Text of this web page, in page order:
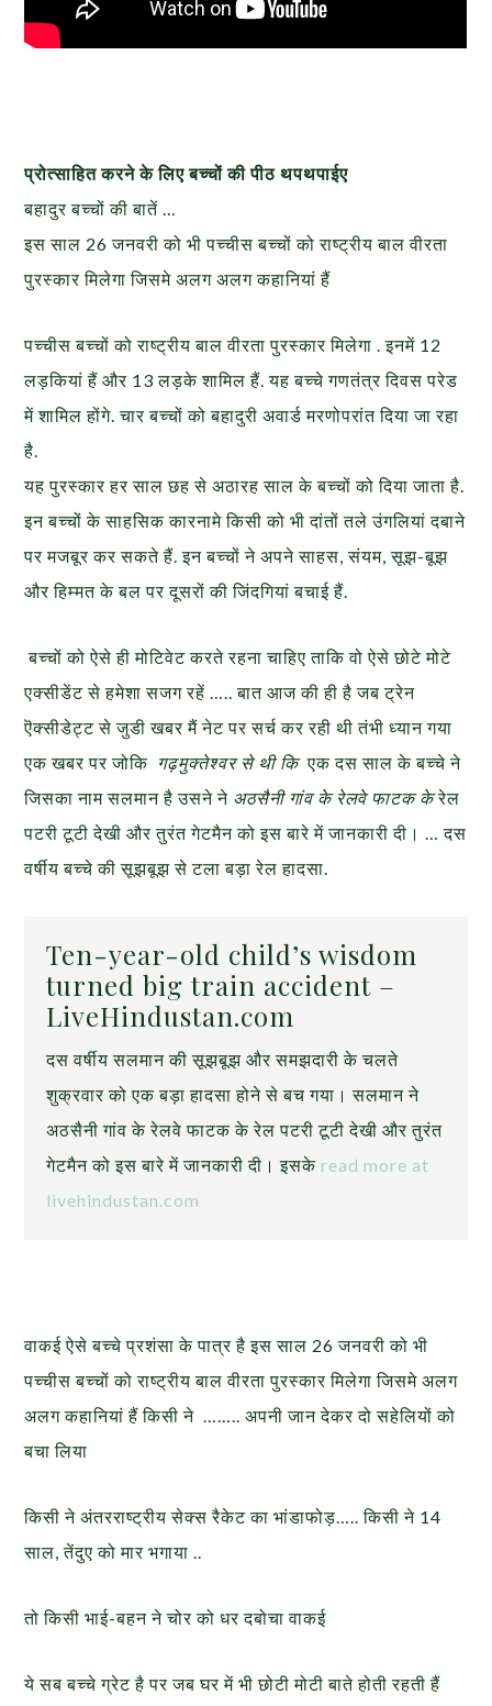
प्रोत्साहित करने के लिए बच्चों की पीठ थपथपाईए
बहादुर बच्चों की बातें …
इस साल 26 जनवरी को भी पच्चीस बच्चों को राष्ट्रीय बाल वीरता
पुरस्कार मिलेगा जिसमे अलग अलग कहानियां हैं
पच्चीस बच्चों को राष्ट्रीय बाल वीरता पुरस्कार मिलेगा . इनमें 12
लड़कियां हैं और 13 लड़के शामिल हैं. यह बच्चे गणतंत्र दिवस परेड
में शामिल होंगे. चार बच्चों को बहादुरी अवार्ड मरणोपरांत दिया जा रहा
है.
यह पुरस्कार हर साल छह से अठारह साल के बच्चों को दिया जाता है.
इन बच्चों के साहसिक कारनामे किसी को भी दांतों तले उंगलियां दबाने
पर मजबूर कर सकते हैं. इन बच्चों ने अपने साहस, संयम, सूझ-बूझ
और हिम्मत के बल पर दूसरों की जिंदगियां बचाई हैं.
बच्चों को ऐसे ही मोटिवेट करते रहना चाहिए ताकि वो ऐसे छोटे मोटे
एक्सीडेंट से हमेशा सजग रहें ….. बात आज की ही है जब ट्रेन
ऎक्सीडेट्ट से जुडी खबर मैं नेट पर सर्च कर रही थी तंभी ध्यान गया
एक खबर पर जोकि गढ़मुक्तेश्वर से थी कि एक दस साल के बच्चे ने
जिसका नाम सलमान है उसने ने अठसैनी गांव के रेलवे फाटक केरेल
पटरी टूटी देखी और तुरंत गेटमैन को इस बारे में जानकारी दी। … दस
वर्षीय बच्चे की सूझबूझ से टला बड़ा रेल हादसा.
Ten-year-old child’s wisdom
turned big train accident –
LiveHindustan.com
दस वर्षीय सलमान की सूझबूझ और समझदारी के चलते
शुक्रवार को एक बड़ा हादसा होने से बच गया। सलमान ने
अठसैनी गांव के रेलवे फाटक के रेल पटरी टूटी देखी और तुरंत
गेटमैन को इस बारे में जानकारी दी। इसके read more at
livehindustan.com
वाकई ऐसे बच्चे प्रशंसा के पात्र है इस साल 26 जनवरी को भी
पच्चीस बच्चों को राष्ट्रीय बाल वीरता पुरस्कार मिलेगा जिसमे अलग
अलग कहानियां हैं किसी ने …….. अपनी जान देकर दो सहेलियों को
बचा लिया
किसी ने अंतरराष्ट्रीय सेक्स रैकेट का भांडाफोड़….. किसी ने 14
साल, तेंदुए को मार भगाया ..
तो किसी भाई-बहन ने चोर को धर दबोचा वाकई
ये सब बच्चे ग्रेट है पर जब घर में भी छोटी मोटी बाते होती रहती हैं